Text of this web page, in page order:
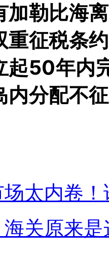
加勒比海
重征税条
起50年内
内分配不
太内卷
海关原来